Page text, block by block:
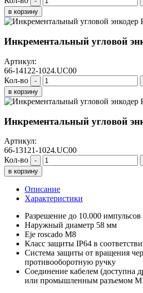
в корзину
Инкрементальный угловой
Артикул:
66-14122-1024.UC00
Кол-во
-
в корзину
Инкрементальный угловой
Артикул:
66-13121-1024.UC00
Кол-во
-
в корзину
Описание
Характеристики
Разрешение до 10.000 импульсов
Наружный диаметр 58 мм
Eje roscado M8
Класс защиты IP64 в
Система защиты от вращения
противооборотную ручку
Соединение кабелем (доступна
или промышленным разъемом